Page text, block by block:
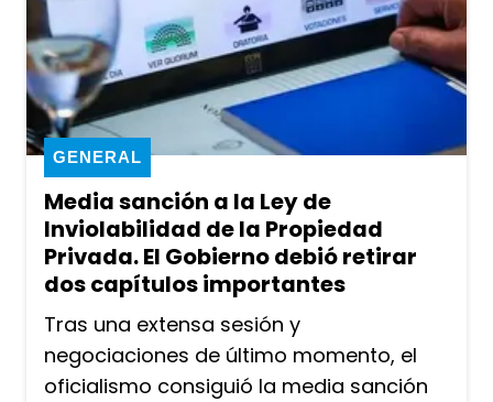
Media sanción a la Ley de
Inviolabilidad de la Propiedad
Privada. El Gobierno debió retirar
dos capítulos importantes
GENERAL
Tras una extensa sesión y
negociaciones de último momento, el
oficialismo consiguió la media sanción